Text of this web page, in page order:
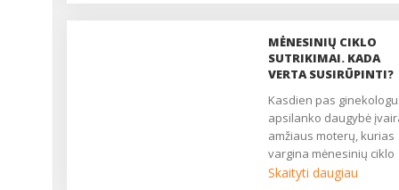
skausmą, kuris trukdo
gyventi, pailsėti, užmigti.
yra pagrindinis daugelio
ginekologinių ligų
simptomas. Nukenčia
asmeninis, socialinis ir
seksualinis gyvenimas,
moteris atrodo liguistai
nuolat pavargusi....
MĖNESINIŲ CIKLO
SUTRIKIMAI. KADA
VERTA SUSIRŪPINTI?
Kasdien pas ginekologus
apsilanko daugybė
amžiaus moterų, kurias
vargina mėnesinių ciklo
sutrikimai. Kartais gali
Skaityti daugiau